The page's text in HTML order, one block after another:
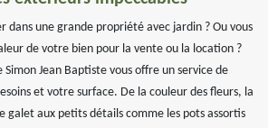
dans une grande propriété avec jardin ? Ou vous
de votre bien pour la vente ou la location ?
Jean Baptiste vous offre un service de
et votre surface. De la couleur des fleurs, la
galet aux petits détails comme les pots assortis